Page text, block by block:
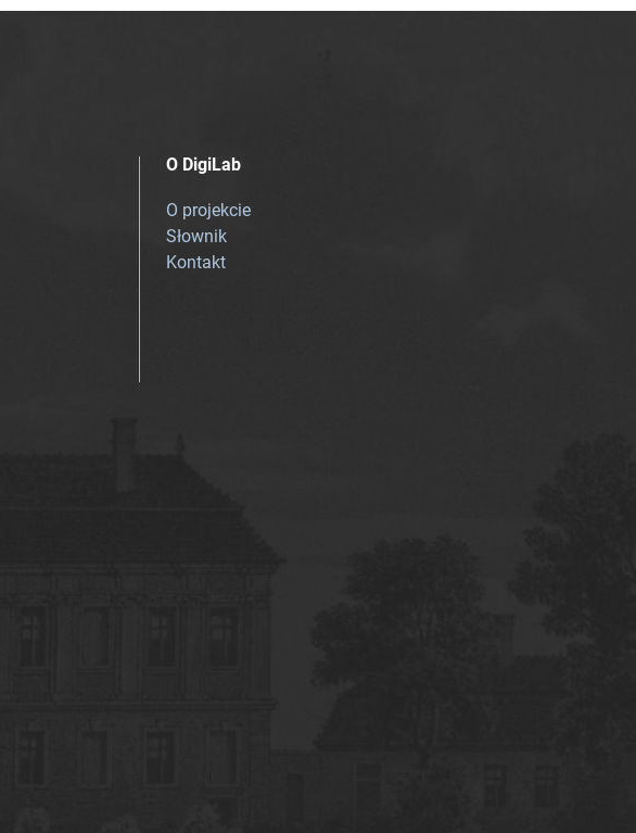
O DigiLab
O projekcie
Słownik
Kontakt